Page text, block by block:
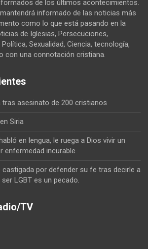
de los últimos acontecimientos.
informado de las noticias más
como lo que está pasando en la
de Iglesias, Persecuciones,
Sexualidad, Ciencia, tecnología,
con una connotación cristiana.
tras asesinato de 200 cristianos
Siria
en lengua, le ruega a Dios vivir un
enfermedad incurable
por defender su fe tras decirle a
LGBT es un pecado.
TV